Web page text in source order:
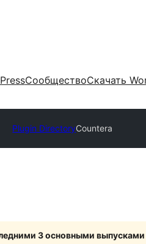
СообществоСкачать
Plugin DirectoryCountera
3 основными